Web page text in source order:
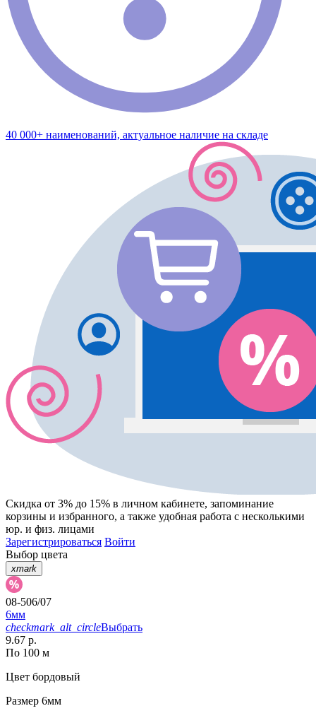
40 000+ наименований, актуальное наличие на складе
Скидка от 3% до 15% в личном кабинете, запоминание
корзины и избранного, а также удобная работа с несколькими
юр. и физ. лицами
Зарегистрироваться Войти
Выбор цвета
xmark
08-506/07
6мм
checkmark_alt_circleВыбрать
9.67 р.
По 100 м
Цвет бордовый
Размер 6мм